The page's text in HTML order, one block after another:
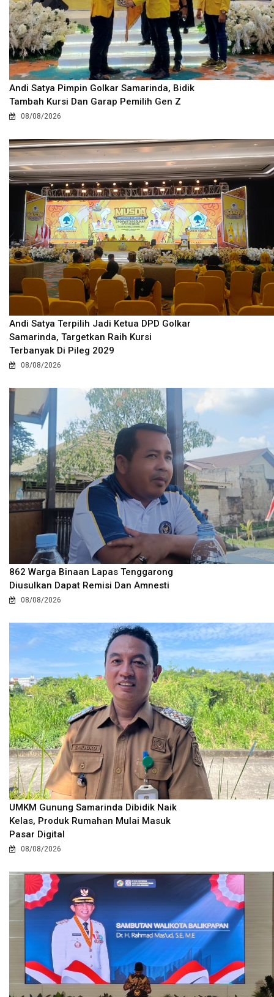
Andi Satya Pimpin Golkar Samarinda, Bidik
Tambah Kursi Dan Garap Pemilih Gen Z
08/08/2026
Andi Satya Terpilih Jadi Ketua DPD Golkar
Samarinda, Targetkan Raih Kursi
Terbanyak Di Pileg 2029
08/08/2026
862 Warga Binaan Lapas Tenggarong
Diusulkan Dapat Remisi Dan Amnesti
08/08/2026
UMKM Gunung Samarinda Dibidik Naik
Kelas, Produk Rumahan Mulai Masuk
Pasar Digital
08/08/2026